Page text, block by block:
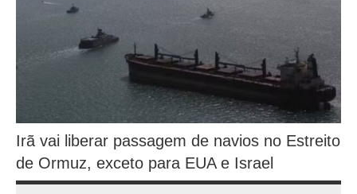
Irã vai liberar passagem de navios no Estreito
de Ormuz, exceto para EUA e Israel